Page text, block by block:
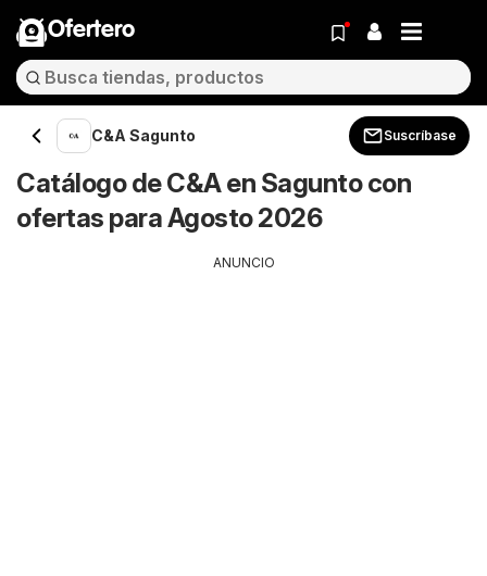
Ofertero
C&A Sagunto Suscríbase
Catálogo de C&A en Sagunto con
ofertas para Agosto 2026
ANUNCIO